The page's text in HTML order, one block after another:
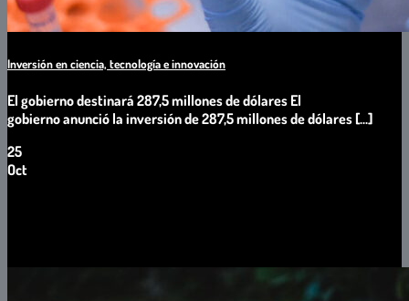
Inversión en ciencia, tecnología e innovación
El gobierno destinará 287,5 millones de dólares El
gobierno anunció la inversión de 287,5 millones de dólares [...]
25
Oct